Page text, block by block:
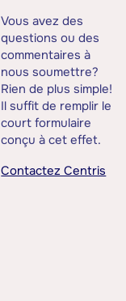
Vous avez des
questions ou des
commentaires à
nous soumettre?
Rien de plus simple!
Il suffit de remplir le
court formulaire
conçu à cet effet.
Contactez Centris